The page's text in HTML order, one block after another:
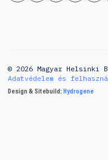
© 2026 Magyar
Adatvédelem és
Design & Sitebuild: Hydrogene